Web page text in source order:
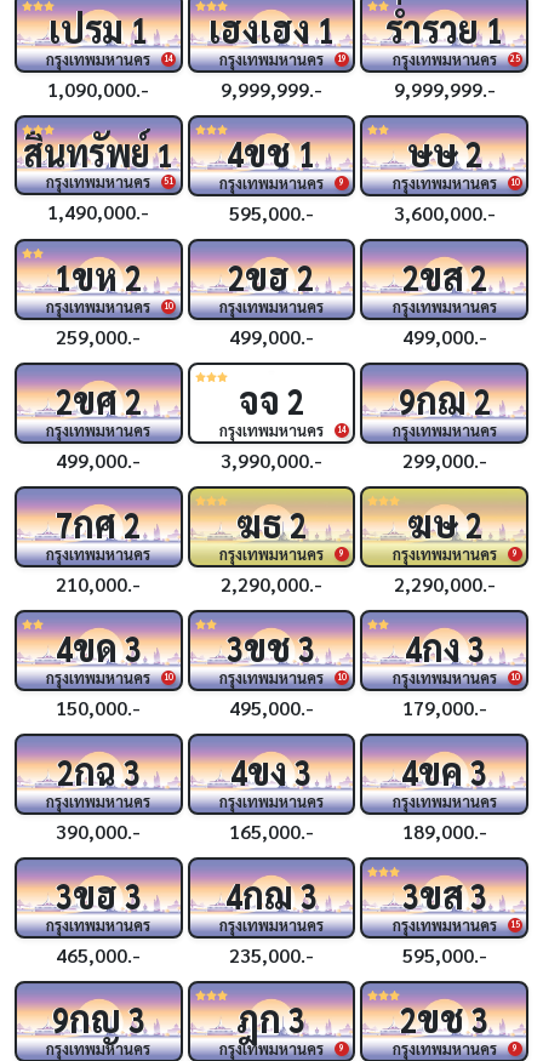
14
เปรม1
กรุงเทพมหานคร
1,090,000.-
19
เฮงเฮง1
กรุงเทพมหานคร
9,999,999.-
25
ร่ำรวย1
กรุงเทพมหานคร
9,999,999.-
51
สินทรัพย์1
กรุงเทพมหานคร
1,490,000.-
9
4ขช1
กรุงเทพมหานคร
595,000.-
10
ษษ2
กรุงเทพมหานคร
3,600,000.-
10
1ขห2
กรุงเทพมหานคร
259,000.-
2ขฮ2
กรุงเทพมหานคร
499,000.-
2ขส2
กรุงเทพมหานคร
499,000.-
2ขศ2
กรุงเทพมหานคร
499,000.-
14
จจ 2
กรุงเทพมหานคร
3,990,000.-
9กฌ2
กรุงเทพมหานคร
299,000.-
7กศ2
กรุงเทพมหานคร
210,000.-
9
ฆธ2
กรุงเทพมหานคร
2,290,000.-
9
ฆษ2
กรุงเทพมหานคร
2,290,000.-
10
4ขด3
กรุงเทพมหานคร
150,000.-
10
3ขช3
กรุงเทพมหานคร
495,000.-
10
4กง3
กรุงเทพมหานคร
179,000.-
2กฉ3
กรุงเทพมหานคร
390,000.-
4ขง3
กรุงเทพมหานคร
165,000.-
4ขค3
กรุงเทพมหานคร
189,000.-
3ขฮ3
กรุงเทพมหานคร
465,000.-
4กฌ3
กรุงเทพมหานคร
235,000.-
15
3ขส3
กรุงเทพมหานคร
595,000.-
9กญ3
กรุงเทพมหานคร 9
ฎก3
กรุงเทพมหานคร 9
2ขช3
กรุงเทพมหานคร